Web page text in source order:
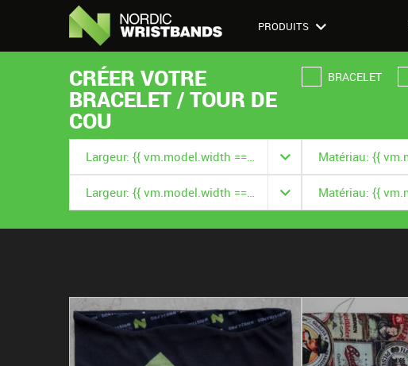
PRODUITS
CRÉER VOTRE
BRACELET / TOUR DE
COU
BRACELET
Largeur: {{ vm.model.width === null ? '' : vm.model.width.title }}
Largeur: {{ vm.model.width === null ? '' : vm.model.width.title }}